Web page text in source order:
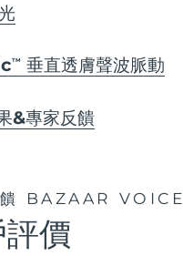
TM 垂直透膚聲波脈動
&專家反饋
BAZAAR VOICE
價